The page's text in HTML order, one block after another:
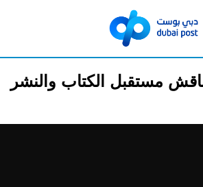
مستقبل الكتاب والنشر